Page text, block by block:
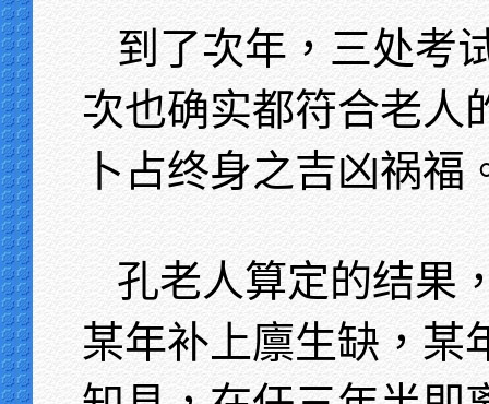
到了次年，三处考
次也确实都符合老人
卜占终身之吉凶祸福
孔老人算定的结果
某年补上廪生缺，某